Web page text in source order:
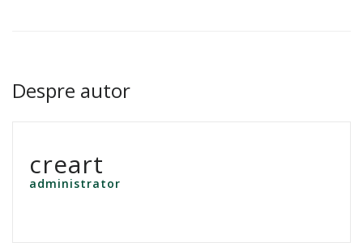
Despre autor
creart
administrator